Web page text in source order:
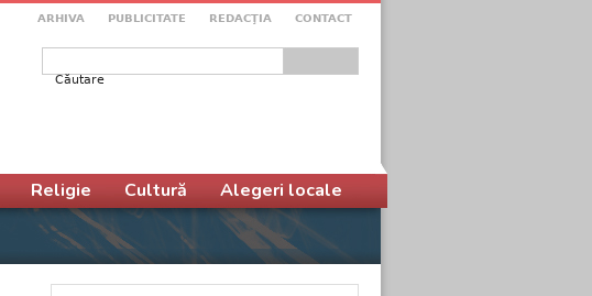
ARHIVA PUBLICITATE REDACŢIA CONTACT
Formular de căutare
Religie Cultură Alegeri locale